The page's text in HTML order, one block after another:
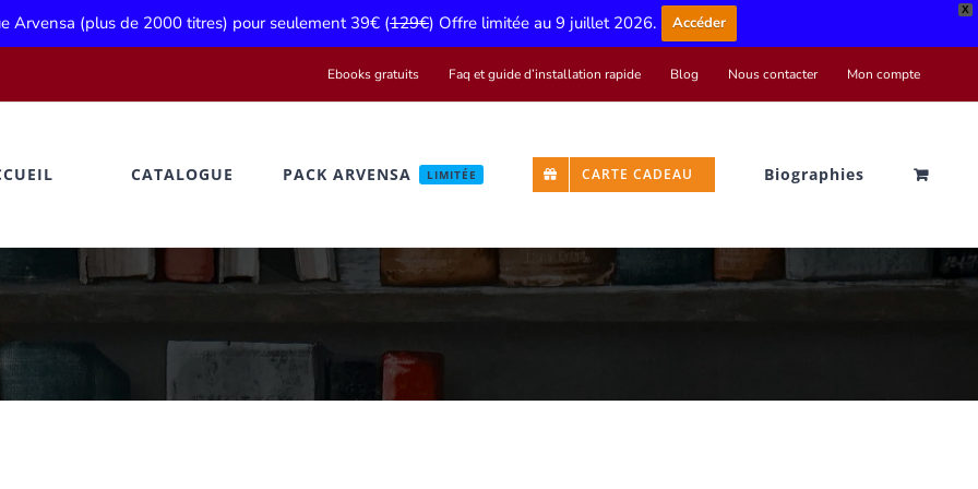
X
Arvensa (plus de 2000 titres) pour seulement 39€ (129€) Offre limitée au 9 juillet 2026. Accéder
Ebooks gratuits Faq et guide d’installation rapide Blog Nous contacter Mon compte
CATALOGUE PACK ARVENSA LIMITÉE CARTE CADEAU Biographies